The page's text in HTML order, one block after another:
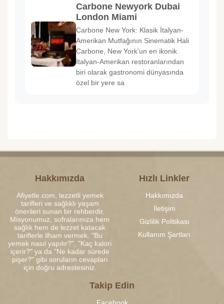
Carbone Newyork Dubai
London Miami
Carbone New York: Klasik İtalyan-
Amerikan Mutfağının Sinematik Hali
Carbone, New York’un en ikonik
İtalyan-Amerikan restoranlarından
biri olarak gastronomi dünyasında
özel bir yere sa
Hakkımızda
Afiyetle.com, lezzetli yemek
tarifleri ve sağlıklı yaşam
önerileri sunan bir rehberdir.
Misyonumuz, sofralarınıza hem
sağlık hem de lezzet katacak
tariflerle ilham vermek. "Bu
yemek nasıl yapılır?", "Kaç kalori
içerir?" ya da "Ne kadar sürede
pişer?" gibi soruların cevapları
için doğru adrestesiniz.
Hızlı Linkler
Hakkımızda
İletişim
Gizlilik Politikası
Kullanım Şartları
Takip Edin